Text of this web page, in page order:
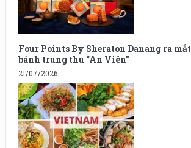
Four Points By Sheraton Danang ra
bánh trung thu “An Viên”
21/07/2026